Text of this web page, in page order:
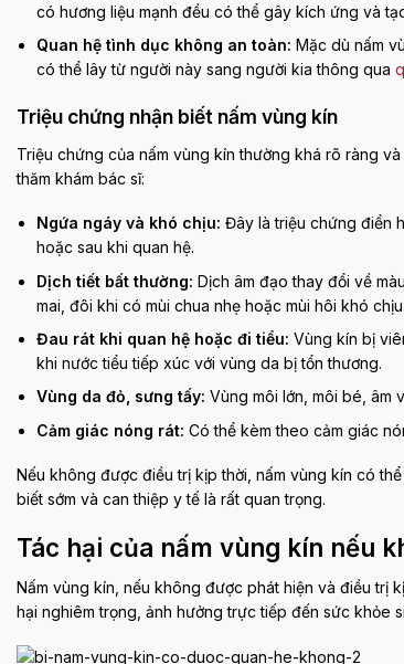
có hương liệu mạnh đều có thể gây kích ứng và
Quan hệ tình dục không an toàn: Mặc dù nấm
có thể lây từ người này sang người kia thông qua
Triệu chứng nhận biết nấm vùng kín
Triệu chứng của nấm vùng kín thường khá rõ ràng
thăm khám bác sĩ:
Ngứa ngáy và khó chịu: Đây là triệu chứng điển
hoặc sau khi quan hệ.
Dịch tiết bất thường: Dịch âm đạo thay đổi về
mai, đôi khi có mùi chua nhẹ hoặc mùi hôi khó chịu.
Đau rát khi quan hệ hoặc đi tiểu: Vùng kín bị
khi nước tiểu tiếp xúc với vùng da bị tổn thương.
Vùng da đỏ, sưng tấy: Vùng môi lớn, môi bé, âm
Cảm giác nóng rát: Có thể kèm theo cảm giác
Nếu không được điều trị kịp thời, nấm vùng kín có
biết sớm và can thiệp y tế là rất quan trọng.
Tác hại của nấm vùng kín nếu
Nấm vùng kín, nếu không được phát hiện và điều trị
hại nghiêm trọng, ảnh hưởng trực tiếp đến sức khỏe